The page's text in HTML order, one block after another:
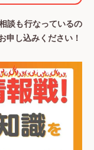
談も行なっているの
申し込みください！